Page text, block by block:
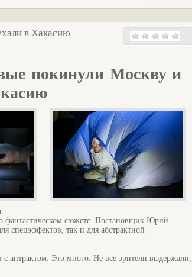
в Хакасию
покинули Москву и
фантастическом сюжете. Постановщик Юрий
спецэффектов, так и для абстрактной
антрактом. Это много. Не все зрители выдержали,